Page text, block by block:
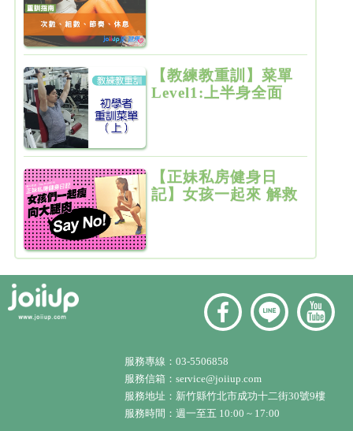
【教練教重訓】菜單
Level1:上半身全面
【正妹私房健身日
記】女孩一起來 解救
服務專線： 03-5506858
服務信箱： service@joiiup.com
服務地址： 新竹縣竹北市成功十二街30號9樓
服務時間：週一至五 10:00 ~ 17:00